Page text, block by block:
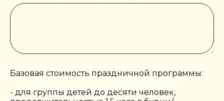
Базовая стоимость праздничной программы:
- для группы детей до десяти человек,